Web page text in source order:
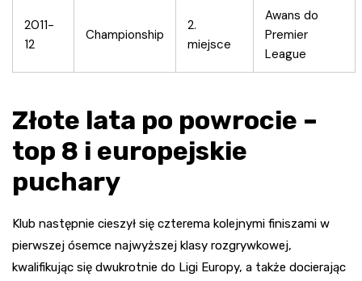
2011-
12
Championship
2.
miejsce
Awans do
Premier
League
Złote lata po powrocie –
top 8 i europejskie
puchary
Klub następnie cieszył się czterema kolejnymi finiszami w
pierwszej ósemce najwyższej klasy rozgrywkowej,
kwalifikując się dwukrotnie do Ligi Europy, a także docierając